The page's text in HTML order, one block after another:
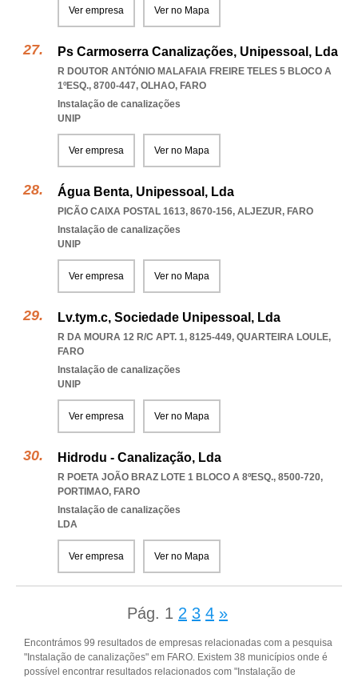
Ver empresa Ver no Mapa
Ps Carmoserra Canalizações, Unipessoal, Lda
R DOUTOR ANTÓNIO MALAFAIA FREIRE TELES 5 BLOCO A
1ºESQ., 8700-447, OLHAO, FARO
Instalação de canalizações
UNIP
Ver empresa Ver no Mapa
Água Benta, Unipessoal, Lda
PICÃO CAIXA POSTAL 1613, 8670-156, ALJEZUR, FARO
Instalação de canalizações
UNIP
Ver empresa Ver no Mapa
Lv.tym.c, Sociedade Unipessoal, Lda
R DA MOURA 12 R/C APT. 1, 8125-449, QUARTEIRA LOULE,
FARO
Instalação de canalizações
UNIP
Ver empresa Ver no Mapa
Hidrodu - Canalização, Lda
R POETA JOÃO BRAZ LOTE 1 BLOCO A 8ºESQ., 8500-720,
PORTIMAO, FARO
Instalação de canalizações
LDA
Ver empresa Ver no Mapa
Pág. 1 2 3 4 »
Encontrámos 99 resultados de empresas relacionadas com a pesquisa
"Instalação de canalizações" em FARO. Existem 38 municípios onde é
possível encontrar resultados relacionados com "Instalação de